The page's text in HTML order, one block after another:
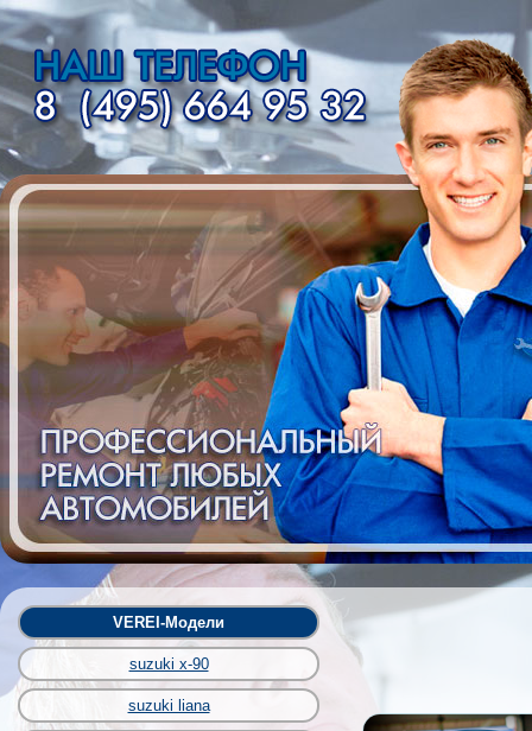
VEREI-Модели
suzuki x-90
suzuki liana